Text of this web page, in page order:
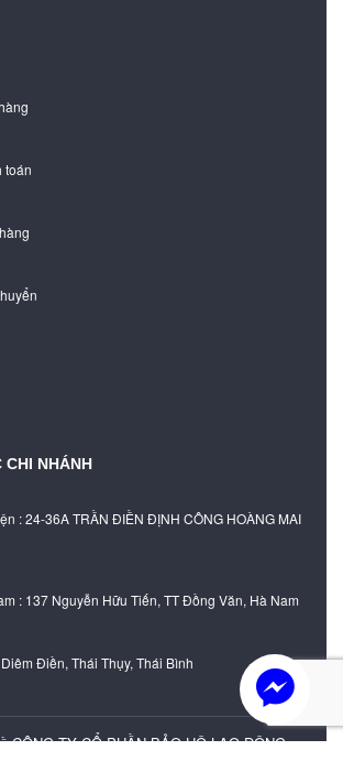
toán
CHI NHÁNH
: 24-36A TRẦN ĐIỀN ĐỊNH CÔNG HOÀNG MAI
: 137 Nguyễn Hữu Tiến, TT Đồng Văn, Hà Nam
Điền, Thái Thụy, Thái Bình
CÔNG TY CỔ PHẦN BẢO HỘ LAO ĐỘNG